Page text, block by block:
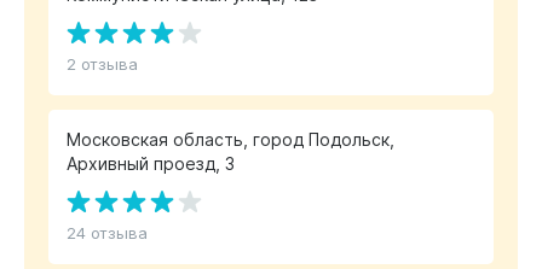
2 отзыва
Московская область, город Подольск,
Архивный проезд, 3
24 отзыва